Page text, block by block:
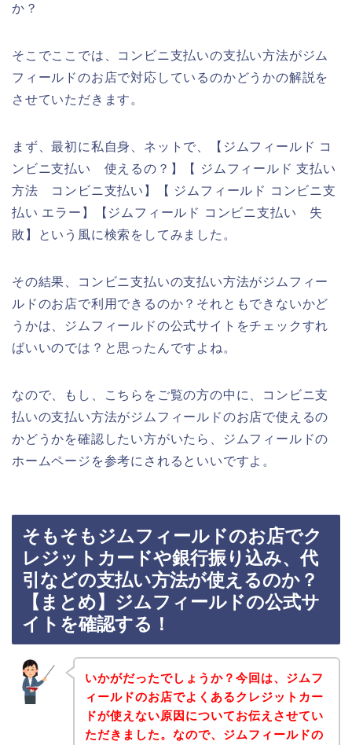
か？
そこでここでは、コンビニ支払いの支払い方法がジム
フィールドのお店で対応しているのかどうかの解説を
させていただきます。
まず、最初に私自身、ネットで、【ジムフィールド コ
ンビニ支払い 使えるの？】【 ジムフィールド 支払い
方法 コンビニ支払い】【 ジムフィールド コンビニ支
払い エラー】【ジムフィールド コンビニ支払い 失
敗】という風に検索をしてみました。
その結果、コンビニ支払いの支払い方法がジムフィー
ルドのお店で利用できるのか？それともできないかど
うかは、ジムフィールドの公式サイトをチェックすれ
ばいいのでは？と思ったんですよね。
なので、もし、こちらをご覧の方の中に、コンビニ支
払いの支払い方法がジムフィールドのお店で使えるの
かどうかを確認したい方がいたら、ジムフィールドの
ホームページを参考にされるといいですよ。
そもそもジムフィールドのお店でク
レジットカードや銀行振り込み、代
引などの支払い方法が使えるのか？
【まとめ】ジムフィールドの公式サ
イトを確認する！
いかがだったでしょうか？今回は、ジムフ
ィールドのお店でよくあるクレジットカー
ドが使えない原因についてお伝えさせてい
ただきました。なので、ジムフィールドの